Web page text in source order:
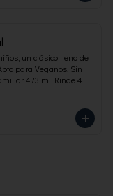
un clásico lleno de
para Veganos. Sin
473 ml. Rinde 4